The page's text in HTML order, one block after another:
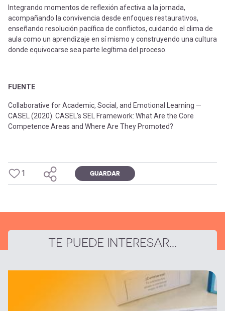
Integrando momentos de reflexión afectiva a la jornada,
acompañando la convivencia desde enfoques restaurativos,
enseñando resolución pacífica de conflictos, cuidando el clima de
aula como un aprendizaje en sí mismo y construyendo una cultura
donde equivocarse sea parte legítima del proceso.
FUENTE
Collaborative for Academic, Social, and Emotional Learning —
CASEL (2020). CASEL's SEL Framework: What Are the Core
Competence Areas and Where Are They Promoted?
1 GUARDAR
TE PUEDE INTERESAR...